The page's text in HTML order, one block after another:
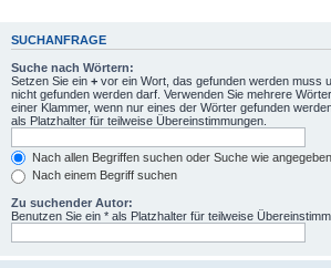
SUCHANFRAGE
Suche nach Wörtern:
Setzen Sie ein + vor ein Wort, das gefunden werden muss
nicht gefunden werden darf. Verwenden Sie mehrere
einer Klammer, wenn nur eines der Wörter gefunden
als Platzhalter für teilweise Übereinstimmungen.
Nach allen Begriffen suchen oder Suche wie
Nach einem Begriff suchen
Zu suchender Autor:
Benutzen Sie ein * als Platzhalter für teilweise